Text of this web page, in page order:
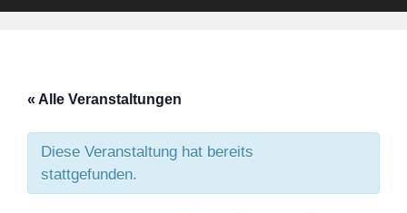
« Alle Veranstaltungen
Diese Veranstaltung hat bereits
stattgefunden.